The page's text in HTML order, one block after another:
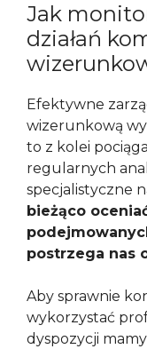
Jak
działań
Efektywne
wizerunkową
to z kolei
regularnych
specjalistyczne
bieżąco
postrzega nas
Aby sprawnie
wykorzystać
dyspozycji